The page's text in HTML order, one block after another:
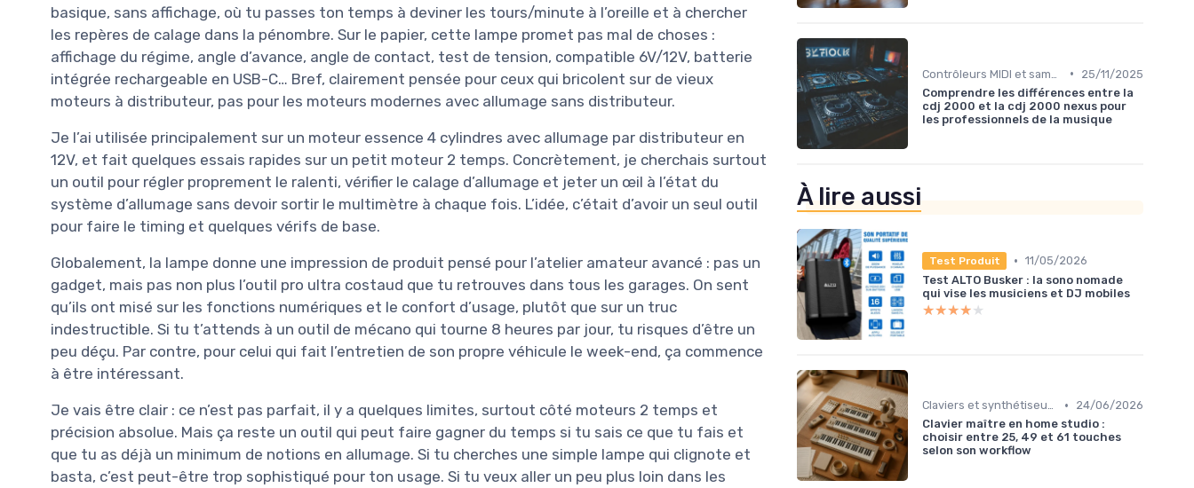
basique, sans affichage, où tu passes ton temps à deviner les tours/minute à l’oreille et à chercher
les repères de calage dans la pénombre. Sur le papier, cette lampe promet pas mal de choses :
affichage du régime, angle d’avance, angle de contact, test de tension, compatible 6V/12V, batterie
intégrée rechargeable en USB-C… Bref, clairement pensée pour ceux qui bricolent sur de vieux
moteurs à distributeur, pas pour les moteurs modernes avec allumage sans distributeur.
Je l’ai utilisée principalement sur un moteur essence 4 cylindres avec allumage par distributeur en
12V, et fait quelques essais rapides sur un petit moteur 2 temps. Concrètement, je cherchais surtout
un outil pour régler proprement le ralenti, vérifier le calage d’allumage et jeter un œil à l’état du
système d’allumage sans devoir sortir le multimètre à chaque fois. L’idée, c’était d’avoir un seul outil
pour faire le timing et quelques vérifs de base.
Globalement, la lampe donne une impression de produit pensé pour l’atelier amateur avancé : pas un
gadget, mais pas non plus l’outil pro ultra costaud que tu retrouves dans tous les garages. On sent
qu’ils ont misé sur les fonctions numériques et le confort d’usage, plutôt que sur un truc
indestructible. Si tu t’attends à un outil de mécano qui tourne 8 heures par jour, tu risques d’être un
peu déçu. Par contre, pour celui qui fait l’entretien de son propre véhicule le week-end, ça commence
à être intéressant.
Je vais être clair : ce n’est pas parfait, il y a quelques limites, surtout côté moteurs 2 temps et
précision absolue. Mais ça reste un outil qui peut faire gagner du temps si tu sais ce que tu fais et
que tu as déjà un minimum de notions en allumage. Si tu cherches une simple lampe qui clignote et
basta, c’est peut-être trop sophistiqué pour ton usage. Si tu veux aller un peu plus loin dans les
•
25/11/2025
Comprendre les différences entre la
cdj 2000 et la cdj 2000 nexus pour
les professionnels de la musique
À lire aussi
Test Produit • 11/05/2026
Test ALTO Busker : la sono nomade
qui vise les musiciens et DJ mobiles
★★★★★
★★★★★
Claviers et synthétiseurs •
24/06/2026
Clavier maître en home studio :
choisir entre 25, 49 et 61 touches
selon son workflow